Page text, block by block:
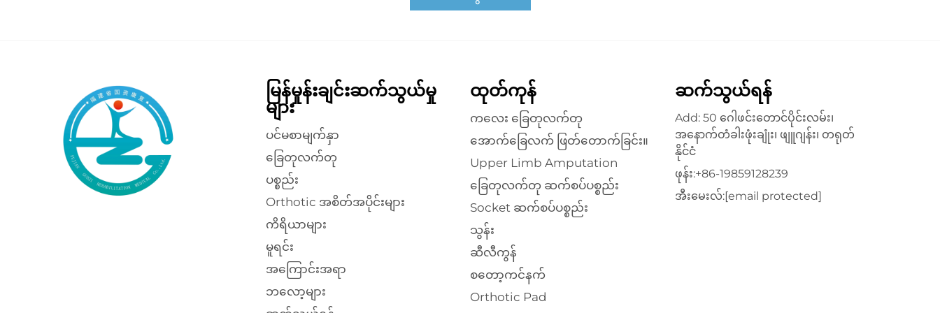
မြန်မှုန်းချင်းဆက်သွယ်မှု
များ
ပင်မစာမျက်နှာ
ခြေတုလက်တု
ပစ္စည်း
Orthotic အစိတ်အပိုင်းများ
ကိရိယာများ
မူရင်း
အကြောင်းအရာ
ဘလော့များ
ထုတ်ကုန်
ကလေး ခြေတုလက်တု
အောက်ခြေလက် ဖြတ်တောက်ခြင်း။
Upper Limb Amputation
ခြေတုလက်တု ဆက်စပ်ပစ္စည်း
Socket ဆက်စပ်ပစ္စည်း
သွန်း
ဆီလီကွန်
စတော့ကင်နက်
Orthotic Pad
ဆက်သွယ်ရန်
Add: 50 ဂေါဖင်းတောင်ပိုင်းလမ်း၊
အနောက်တံခါးဖုံးချုံး၊ ဖျူဂျန်း၊ တရုတ်
နိုင်ငံ
ဖုန်း:+86-19859128239
အီးမေးလ်:[email protected]